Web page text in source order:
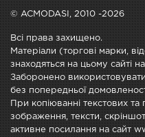
© ACMODASI, 2010 -2026
Всі права захищено.
Матеріали (торгові марки,
знаходяться на цьому сайті
Заборонено
без попередньої
При копіюванні текстових та
зображення, тексти,
активне посилання на сайт